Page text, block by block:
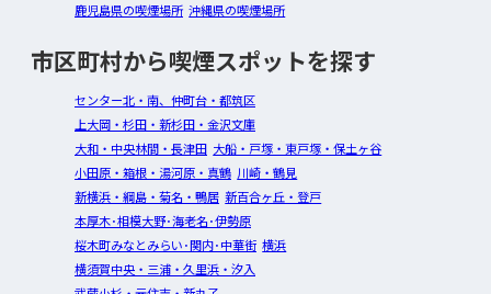
鹿児島県の喫煙場所 沖縄県の喫煙場所
市区町村から喫煙スポットを探す
センター北・南、仲町台・都筑区
上大岡・杉田・新杉田・金沢文庫
大和・中央林間・長津田 大船・戸塚・東戸塚・保土ヶ谷
小田原・箱根・湯河原・真鶴 川崎・鶴見
新横浜・綱島・菊名・鴨居 新百合ヶ丘・登戸
本厚木･相模大野･海老名･伊勢原
桜木町みなとみらい･関内･中華街 横浜
横須賀中央・三浦・久里浜・汐入